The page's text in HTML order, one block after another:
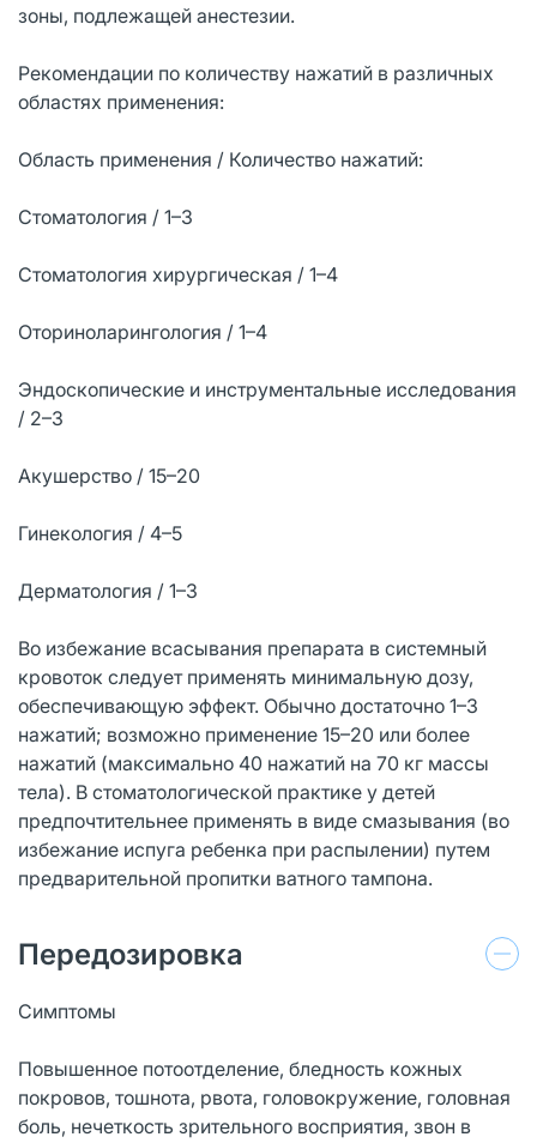
зоны, подлежащей анестезии.
Рекомендации по количеству нажатий в различных
областях применения:
Область применения / Количество нажатий:
Стоматология / 1–3
Стоматология хирургическая / 1–4
Оториноларингология / 1–4
Эндоскопические и инструментальные исследования
/ 2–3
Акушерство / 15–20
Гинекология / 4–5
Дерматология / 1–3
Во избежание всасывания препарата в системный
кровоток следует применять минимальную дозу,
обеспечивающую эффект. Обычно достаточно 1–3
нажатий; возможно применение 15–20 или более
нажатий (максимально 40 нажатий на 70 кг массы
тела). В стоматологической практике у детей
предпочтительнее применять в виде смазывания (во
избежание испуга ребенка при распылении) путем
предварительной пропитки ватного тампона.
Передозировка
Симптомы
Повышенное потоотделение, бледность кожных
покровов, тошнота, рвота, головокружение, головная
боль, нечеткость зрительного восприятия, звон в